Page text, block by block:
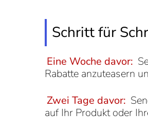
Schritt für
Eine Woche davor:
Rabatte anzuteasern
Zwei Tage davor:
auf Ihr Produkt oder